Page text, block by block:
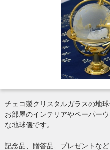
チェコ製クリスタルガラスの地球
お部屋のインテリアやペーパー
な地球儀です。
記念品、贈答品、プレゼントな